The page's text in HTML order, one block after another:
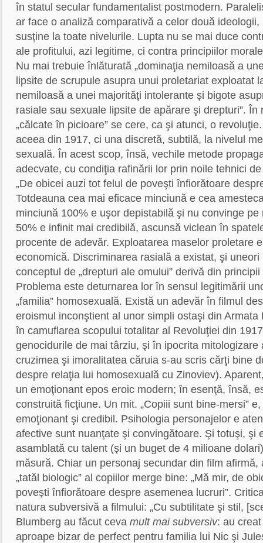
în statul secular fundamentalist postmodern.
ar face o analiză comparativă a celor două
susţine la toate nivelurile. Lupta nu se mai duce
ale profitului, azi legitime, ci contra principiilor
Nu mai trebuie înlăturată „dominaţia nemiloasă a
lipsite de scrupule asupra unui proletariat exploatat
nemiloasă a unei majorităţi intolerante şi bigote
rasiale sau sexuale lipsite de apărare şi drepturi”.
„călcate în picioare” se cere, ca şi atunci, o
aceea din 1917, ci una discretă, subtilă, la nivelul
sexuală. În acest scop, însă, vechile metode
adecvate, cu condiţia rafinării lor prin noile tehnici
„De obicei auzi tot felul de poveşti înfiorătoare
Totdeauna cea mai eficace minciună e cea
minciună 100% e uşor depistabilă şi nu convinge
50% e infinit mai credibilă, ascunsă viclean în
procente de adevăr. Exploatarea maselor proletare
economică. Discriminarea rasială a existat, şi
conceptul de „drepturi ale omului” derivă din
Problema este deturnarea lor în sensul legitimării
„familia” homosexuală. Există un adevăr în filmul
eroismul inconştient al unor simpli ostaşi din
în camuflarea scopului totalitar al Revoluţiei din
genocidurile de mai târziu, şi în ipocrita mitologizare
cruzimea şi imoralitatea căruia s-au scris cărţi bine
despre relaţia lui homosexuală cu Zinoviev).
un emoţionant epos eroic modern; în esenţă, însă,
construită ficţiune. Un mit. „Copiii sunt bine-mersi”
emoţionant şi credibil. Psihologia personajelor e
afective sunt nuanţate şi convingătoare. Şi totuşi, şi
asamblată cu talent (şi un buget de 4 milioane
măsură. Chiar un personaj secundar din film afirmă,
„tatăl biologic” al copiilor merge bine: „Mă mir, de
poveşti înfiorătoare despre asemenea lucruri”.
natura subversivă a filmului: „Cu subtilitate şi stil,
Blumberg au făcut ceva mult mai subversiv: au
aproape bizar de perfect pentru familia lui Nic şi